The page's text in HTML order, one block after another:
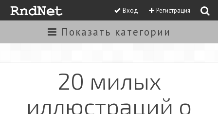
Вход Регистрация
Показать категории
20 милых
иллюстраций о